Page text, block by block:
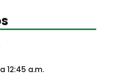
12:45 a.m.